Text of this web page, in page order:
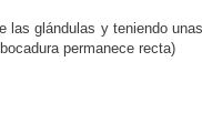
glándulas y teniendo
permanece recta)